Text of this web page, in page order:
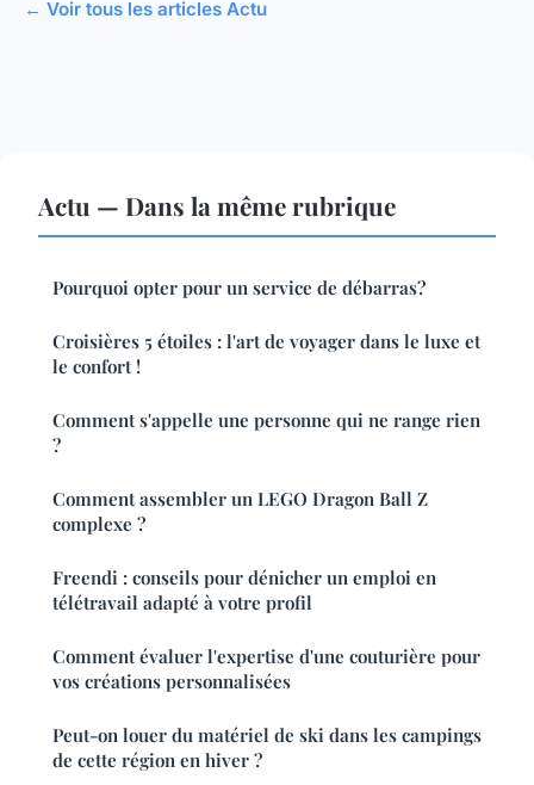
← Voir tous les articles Actu
Actu — Dans la même rubrique
Pourquoi opter pour un service de débarras?
Croisières 5 étoiles : l'art de voyager dans le luxe et
le confort !
Comment s'appelle une personne qui ne range rien
?
Comment assembler un LEGO Dragon Ball Z
complexe ?
Freendi : conseils pour dénicher un emploi en
télétravail adapté à votre profil
Comment évaluer l'expertise d'une couturière pour
vos créations personnalisées
Peut-on louer du matériel de ski dans les campings
de cette région en hiver ?